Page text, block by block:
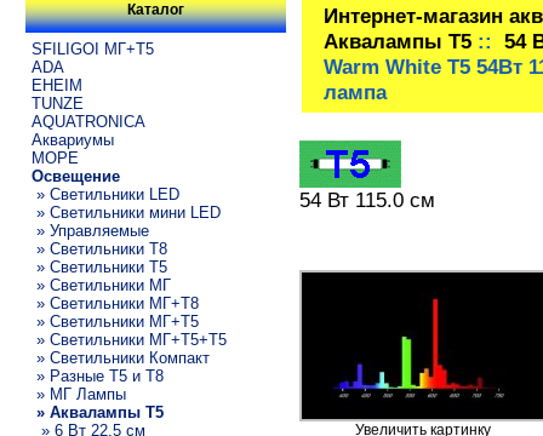
Каталог
SFILIGOI МГ+Т5
ADA
EHEIM
TUNZE
AQUATRONICA
Аквариумы
МОРЕ
Освещение
» Светильники LED
» Светильники мини LED
» Управляемые
» Светильники T8
» Светильники T5
» Светильники МГ
» Светильники МГ+T8
» Светильники МГ+T5
» Светильники МГ+T5+T5
» Светильники Компакт
» Разные T5 и T8
» МГ Лампы
» Аквалампы T5
» 6 Вт 22.5 см
Интернет-магазин
Аквалампы T5:: 54
Warm White T5 54Вт
лампа
54 Вт 115.0 см
Увеличить картинку